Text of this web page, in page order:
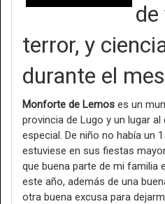
terror, y
durante el
Monforte de Lemos es un
provincia de Lugo y un lugar
especial. De niño no había un
estuviese en sus fiestas
que buena parte de mi familia
este año, además de una
otra buena excusa para